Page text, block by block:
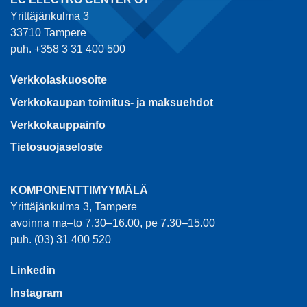
Yrittäjänkulma 3
33710 Tampere
puh. +358 3 31 400 500
Verkkolaskuosoite
Verkkokaupan toimitus- ja maksuehdot
Verkkokauppainfo
Tietosuojaseloste
KOMPONENTTIMYYMÄLÄ
Yrittäjänkulma 3, Tampere
avoinna ma–to 7.30–16.00, pe 7.30–15.00
puh. (03) 31 400 520
Linkedin
Instagram